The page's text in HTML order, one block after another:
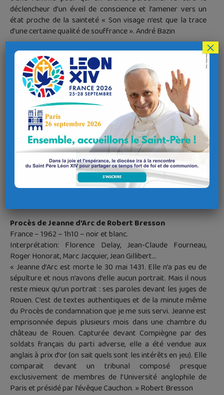
déclencheur d’un éveil de conscience et l’amener vers un
état proche de la sainteté « Son visage n’est que la trace
d’une certaine qualité de souffrance ». André Bazin
L’Apparition de Xavier Giannoli
France – 2017 – 2h17 – couleurs
Interprétation: Vincent Lindon , Galatea Bellugi, Patrick
d’Assumçao, Anatole Taubman, Elina Löwensohn, Gérard
Dessalles…
Jacques, grand reporter pour un quotidien français reçoit un
jour un mystérieux coup de téléphone du Vatican. Dans une
petite ville du sud-est de la France une jeune fille de 18 ans a
affirmé avoir eu une apparition de la Vierge Marie. La
rumeur s’est vite répandue et le phénomène a pris une telle
ampleur que des milliers de pèlerins viennent désormais se
recueillir sur le lieu des apparitions présumées. Jacques qui
n’a rien à voir avec ce monde-là accepte de faire partie d’une
Procès de Jeanne d’Arc de Robert Bresson
France – 1962 – 1h10 – noir et blanc.
Interprétation: Florence Delay, Jean-Claude Fourneau,
Roger Honorat, Marc Jacquier, Jean Gillibert…
« Jeanne d’Arc est morte le 30 mai 1431. Elle n’a pas eu de
sépulture et nous n’avons d’elle aucun portrait. Mais il nous
reste mieux qu’un portrait : ses paroles devant les juges de
Rouen. C’est de textes authentiques et de la minute même
du Procès de condamnation que je me suis servi. Jeanne est
emprisonnée depuis plusieurs mois dans une chambre du
château de Rouen. Capturée devant Compiègne par des
soldats français du parti adverse, elle a été vendue aux
anglais à prix d’or (on sait quels sont les intérêts en jeu). Elle
comparait devant un tribunal composé presque
exclusivement de membres de l’Université anglophile de
Paris et présidé par l’évêque Cauchon. » Robert Bresson
×